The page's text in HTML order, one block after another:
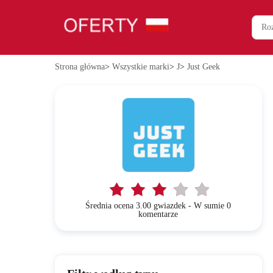
Strona główna> Wszystkie marki> J> Just Geek
Średnia ocena 3.00 gwiazdek - W sumie 0
komentarze